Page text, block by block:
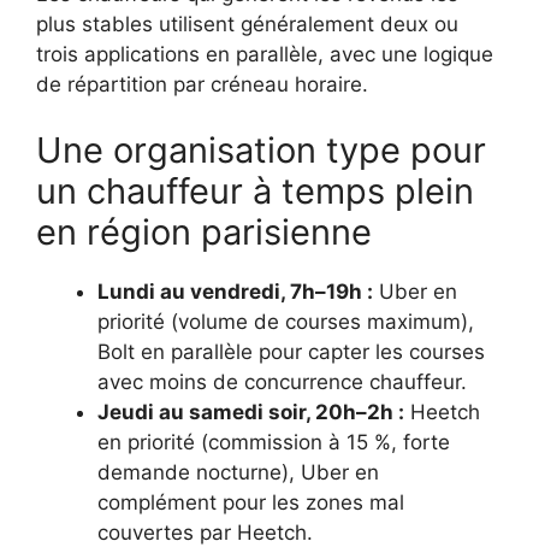
plus stables utilisent généralement deux ou
trois applications en parallèle, avec une logique
de répartition par créneau horaire.
Une organisation type pour
un chauffeur à temps plein
en région parisienne
Lundi au vendredi, 7h–19h : Uber en
priorité (volume de courses maximum),
Bolt en parallèle pour capter les courses
avec moins de concurrence chauffeur.
Jeudi au samedi soir, 20h–2h : Heetch
en priorité (commission à 15 %, forte
demande nocturne), Uber en
complément pour les zones mal
couvertes par Heetch.